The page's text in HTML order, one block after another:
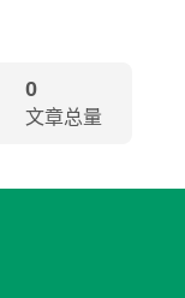
0
文章总量